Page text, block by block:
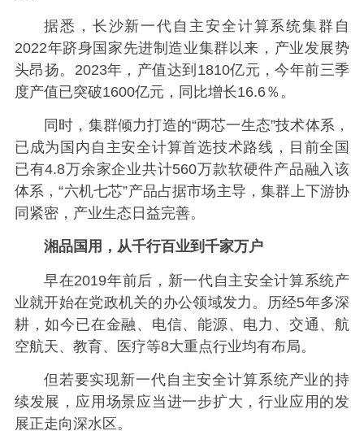
据悉，长沙新一代自主安全计算系统集群自
2022年跻身国家先进制造业集群以来，产业发展势
头昂扬。2023年，产值达到1810亿元，今年前三季
度产值已突破1600亿元，同比增长16.6％。
同时，集群倾力打造的“两芯一生态”技术体系，
已成为国内自主安全计算首选技术路线，目前全国
已有4.8万余家企业共计560万款软硬件产品融入该
体系，“六机七芯”产品占据市场主导，集群上下游协
同紧密，产业生态日益完善。
湘品国用，从千行百业到千家万户
早在2019年前后，新一代自主安全计算系统产
业就开始在党政机关的办公领域发力。历经5年多深
耕，如今已在金融、电信、能源、电力、交通、航
空航天、教育、医疗等8大重点行业均有布局。
但若要实现新一代自主安全计算系统产业的持
续发展，应用场景应当进一步扩大，行业应用的发
展正走向深水区。